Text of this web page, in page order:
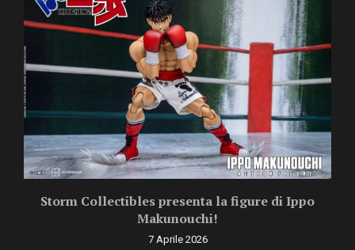
Storm Collectibles presenta la figure di Ippo
Makunouchi!
7 Aprile 2026